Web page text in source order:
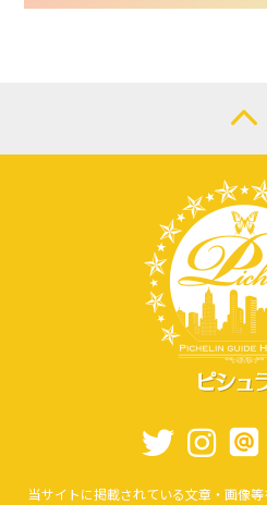
当サイトに掲載されている文章・画像